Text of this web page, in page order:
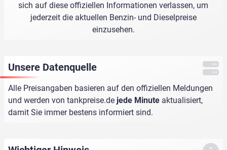
sich auf diese offiziellen Informationen verlassen, um
jederzeit die aktuellen Benzin- und Dieselpreise
einzusehen.
Unsere Datenquelle
Alle Preisangaben basieren auf den offiziellen Meldungen
und werden von tankpreise.de jede Minute aktualisiert,
damit Sie immer bestens informiert sind.